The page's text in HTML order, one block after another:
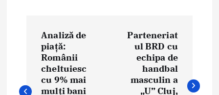
i
Analiză de
piață:
Românii
cheltuiesc
cu 9% mai
mulți bani
Parteneriat
ul BRD cu
echipa de
handbal
masculin a
„U” Cluj,